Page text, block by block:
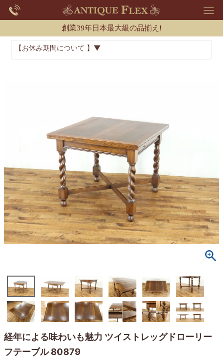
創業39年日本最大級の品揃え!
【お休み期間について 】▼
経年による味わいも魅力 ツイストレッグドローリー
フテーブル 80879